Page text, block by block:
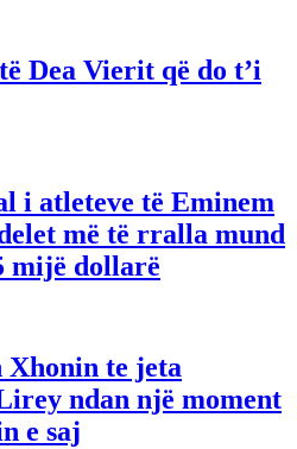
Dea Vierit që do t’i
i atleteve të Eminem
më të rralla mund
mijë dollarë
Xhonin te jeta
ndan një moment
e saj